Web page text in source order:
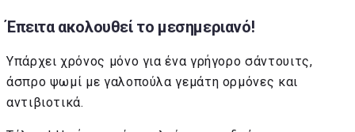
Έπειτα ακολουθεί το μεσημεριανό!
Υπάρχει χρόνος μόνο για ένα γρήγορο σάντουιτς,
άσπρο ψωμί με γαλοπούλα γεμάτη ορμόνες και
αντιβιοτικά.